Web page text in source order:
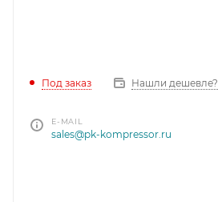
Под заказ Нашли дешевле?
E-MAIL
sales@pk-kompressor.ru